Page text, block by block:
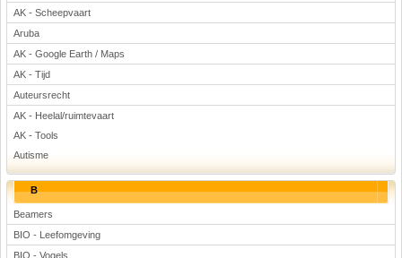
(Advertenties)
AK - Scheepvaart
Aruba
AK - Google Earth / Maps
AK - Tijd
Auteursrecht
AK - Heelal/ruimtevaart
AK - Tools
Autisme
B
Beamers
BIO - Leefomgeving
BIO - Vogels